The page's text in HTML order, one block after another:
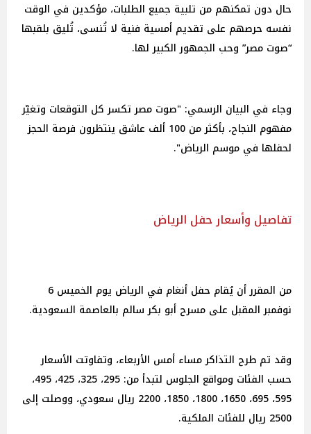
حال دون تمكنهم من تلبية جميع الطلبات، مؤكدين في الوقت
نفسه حرصهم على تقديم أمسية فنية لا تُنسى، تُليق بلقبها
“صوت مصر” وحب الجمهور الكبير لها.
وجاء في البيان الرسمي: "صوت مصر تكسر كل التوقعات وتغيّر
مفهوم النجاح، بأكثر من 100 ألف عاشق ينتظرون فرصة الحجز
لحفلها في موسم الرياض".
تفاصيل وأسعار حفل الرياض
من المقرر أن يُقام حفل أنغام في الرياض يوم الخميس 6
نوفمبر المقبل على مسرح أبو بكر سالم بالعاصمة السعودية.
وقد تم طرح التذاكر مساء أمس الأربعاء، وتفاوتت الأسعار
حسب الفئات ومواقع الجلوس لتبدأ من: 295، 325، 425، 495،
595، 695، 1650، 1800، 1850، 2200 ريال سعودي، ووصلت إلى
2500 ريال للفئات الملكية.